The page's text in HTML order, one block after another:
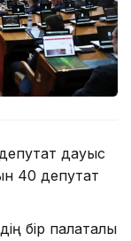
дауыс
40 депутат
бір палаталы